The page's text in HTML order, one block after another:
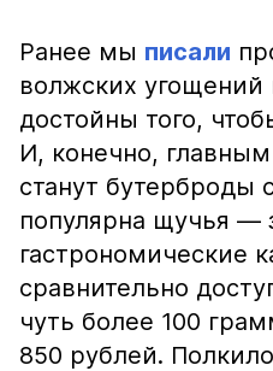
Ранее мы писали
волжских угощений
достойны того,
И, конечно,
станут бутерброды
популярна щучья —
гастрономические
сравнительно
чуть более 100
850 рублей.